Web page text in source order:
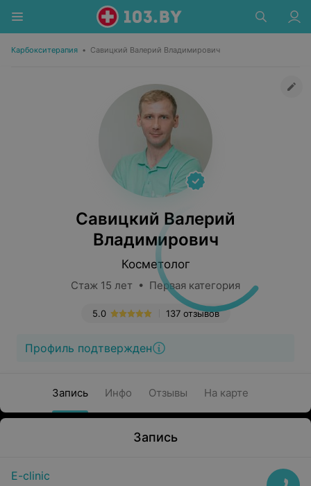
Карбокситерапия • Савицкий Валерий Владимирович
Савицкий Валерий
Владимирович
Косметолог
Стаж 15 лет • Первая категория
137 отзывов
5.0
Профиль подтвержден
Запись Инфо Отзывы На карте
Запись
E-clinic